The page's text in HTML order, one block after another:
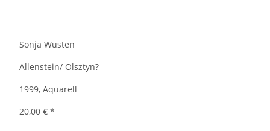
Sonja Wüsten
Allenstein/ Olsztyn?
1999, Aquarell
20,00 € *